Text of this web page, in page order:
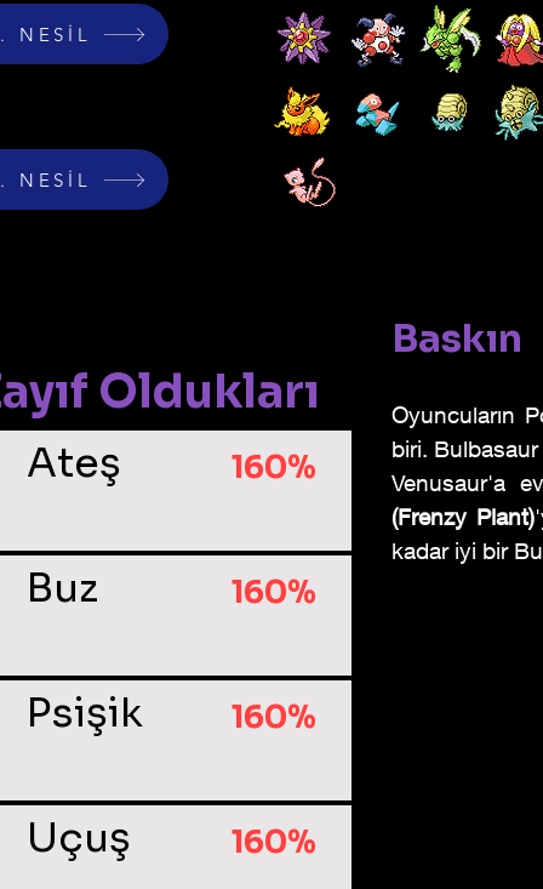
NESİL
NESİL
Oldukları
Ateş 160%
Buz 160%
Psişik 160%
Uçuş 160%
Baskın
Oyuncuların
biri.
Venusaur'a
(Frenzy Plant)
kadar iyi bir